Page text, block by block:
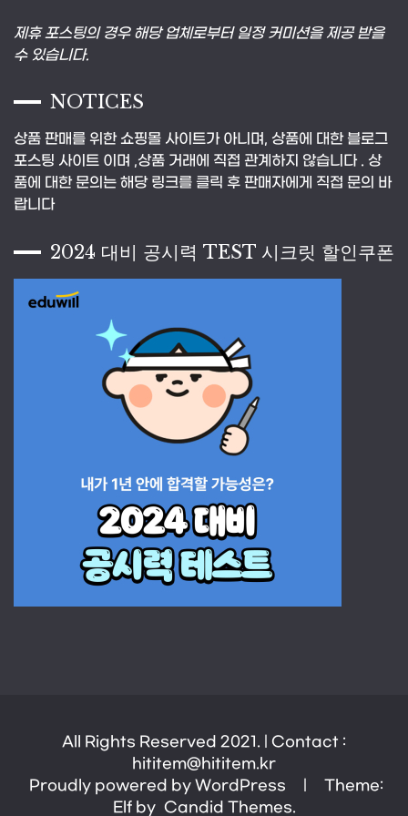
제휴 포스팅의 경우 해당 업체로부터 일정 커미션을 제공 받을
수 있습니다.
NOTICES
상품 판매를 위한 쇼핑몰 사이트가 아니며, 상품에 대한 블로그
포스팅 사이트 이며 ,상품 거래에 직접 관계하지 않습니다 . 상
품에 대한 문의는 해당 링크를 클릭 후 판매자에게 직접 문의 바
랍니다
2024 대비 공시력 TEST 시크릿 할인쿠폰
All Rights Reserved 2021. | Contact :
hititem@hititem.kr
Proudly powered by WordPress
Theme:
Elf by Candid Themes.